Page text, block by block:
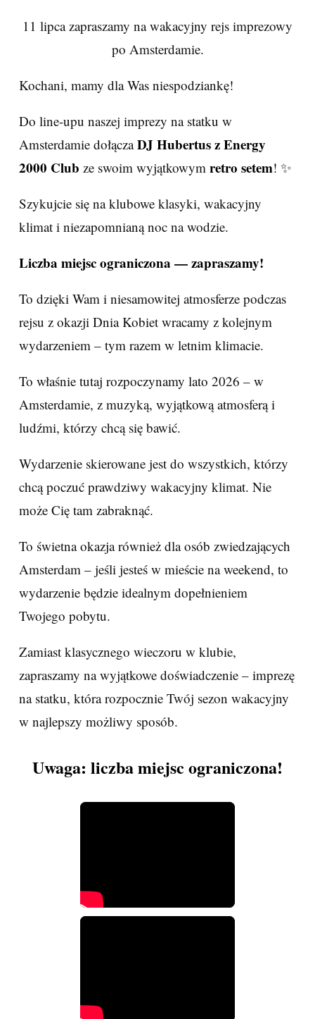
11 lipca zapraszamy na wakacyjny rejs imprezowy
po Amsterdamie.
Kochani, mamy dla Was niespodziankę!
Do line-upu naszej imprezy na statku w
Amsterdamie dołączaDJ Hubertus z Energy
2000 Club ze swoim wyjątkowym retro setem! ✨
Szykujcie się na klubowe klasyki, wakacyjny
klimat i niezapomnianą noc na wodzie.
Liczba miejsc ograniczona — zapraszamy!
To dzięki Wam i niesamowitej atmosferze podczas
rejsu z okazji Dnia Kobiet wracamy z kolejnym
wydarzeniem – tym razem w letnim klimacie.
To właśnie tutaj rozpoczynamy lato 2026 – w
Amsterdamie, z muzyką, wyjątkową atmosferą i
ludźmi, którzy chcą się bawić.
Wydarzenie skierowane jest do wszystkich, którzy
chcą poczuć prawdziwy wakacyjny klimat. Nie
może Cię tam zabraknąć.
To świetna okazja również dla osób zwiedzających
Amsterdam – jeśli jesteś w mieście na weekend, to
wydarzenie będzie idealnym dopełnieniem
Twojego pobytu.
Zamiast klasycznego wieczoru w klubie,
zapraszamy na wyjątkowe doświadczenie – imprezę
na statku, która rozpocznie Twój sezon wakacyjny
w najlepszy możliwy sposób.
Uwaga: liczba miejsc ograniczona!